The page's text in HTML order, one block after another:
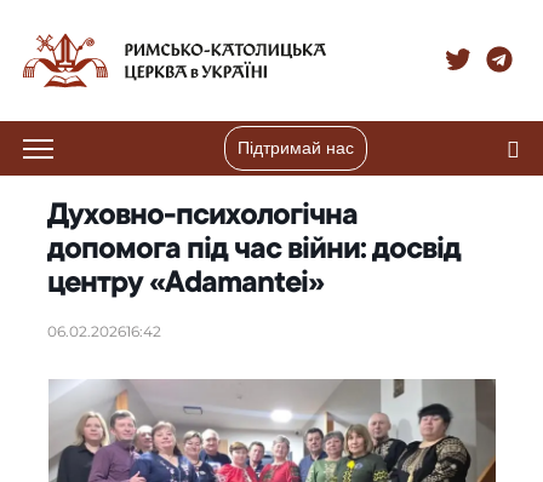
Підтримай нас
Духовно-психологічна
допомога під час війни: досвід
центру «Adamantei»
06.02.202616:42